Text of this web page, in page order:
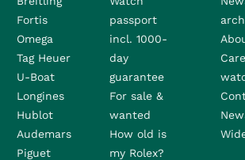
Fortis
Omega
Tag Heuer
U-Boat
Longines
Hublot
Audemars
Piguet
passport
incl. 1000-
day
guarantee
For sale &
wanted
How old is
my Rolex?